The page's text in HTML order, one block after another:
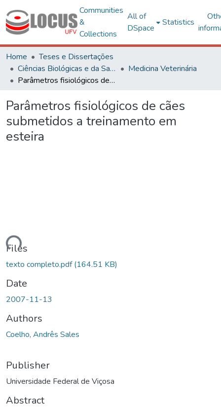
Communities
&
Collections
All of
DSpace
Statistics
Home
Teses e Dissertações
Ciências Biológicas e da Saúde
Medicina Veterinária
Parâmetros fisiológicos de cães submetidos a treinamento em esteira
Parâmetros fisiológicos de cães
submetidos a treinamento em
esteira
Files
texto completo.pdf(164.51 KB)
Date
2007-11-13
Authors
Coelho, Andrês Sales
Publisher
Universidade Federal de Viçosa
Abstract